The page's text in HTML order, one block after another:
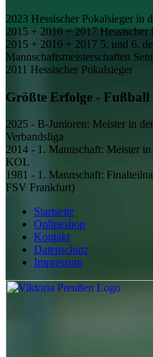
2023 Hessischer Pokalsieger in
2015 + 2016 + 2017 Hessischer
2015 + 2016 + 2017 5. und 6.
Mannschaftsmeisterschaften
2011 Hessischer Pokalsieger
Größte Erfolge - Fußball
2025 - B-Junioren: Meister in
Verbandsliga
2014 - 1. Mannschaft: Meister
KOL
1981 - 1. Mannschaft:
FSV Frankfurt)
Startseite
Onlineshop
Kontakt
Datenschutz
Impressum